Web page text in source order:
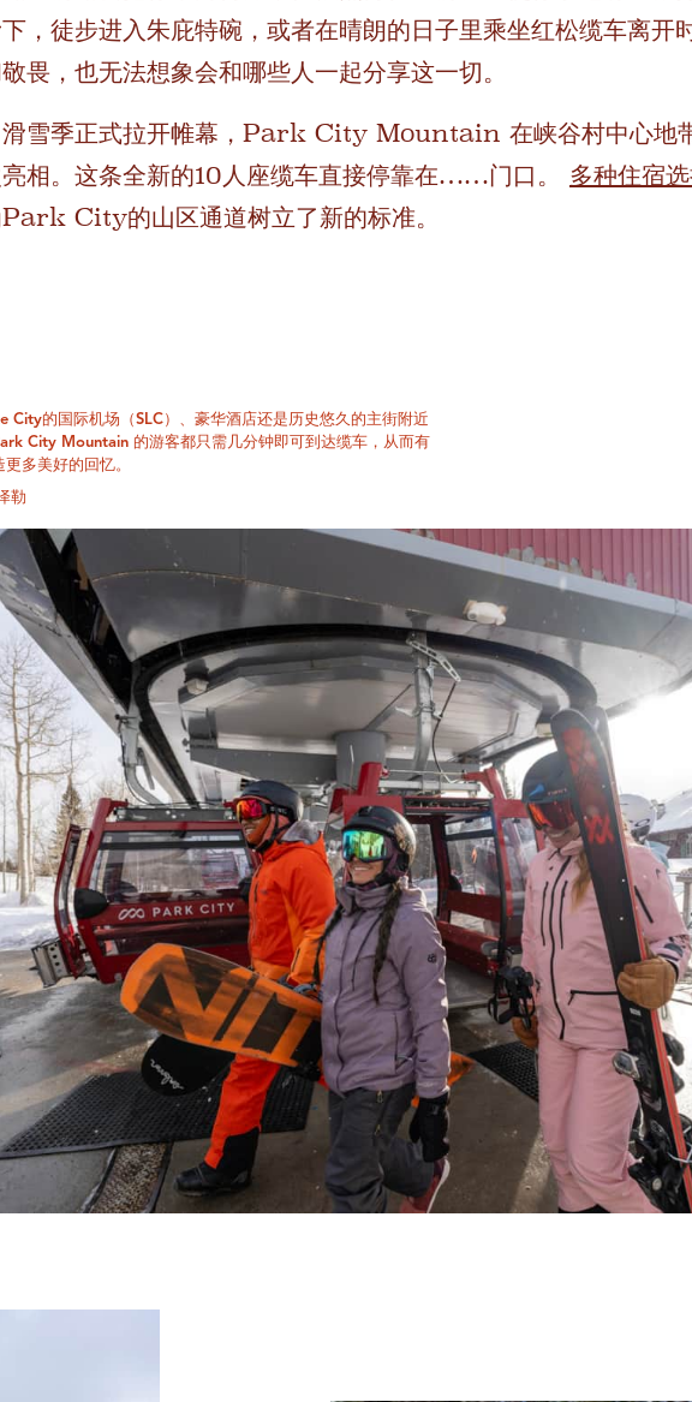
，徒步进入朱庇特碗，或者在晴朗的日子里乘坐红松缆车离开
畏，也无法想象会和哪些人一起分享这一切。
滑雪季正式拉开帷幕，Park City Mountain 在峡谷村中心地
相。这条全新的10人座缆车直接停靠在……门口。 多种住宿
City的山区通道树立了新的标准。
City的国际机场（SLC）、豪华酒店还是历史悠久的主街附近
City Mountain 的游客都只需几分钟即可到达缆车，从而有
多美好的回忆。
勒